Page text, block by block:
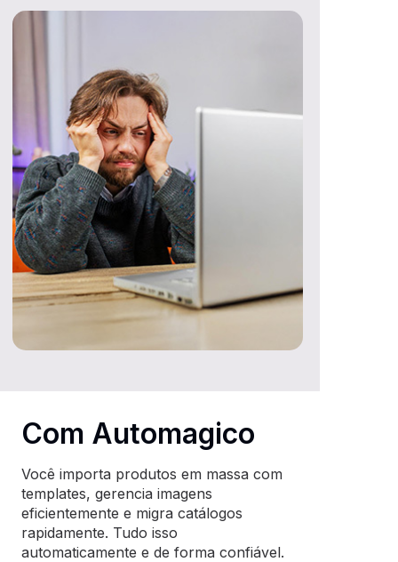
Com Automagico
Você importa produtos em massa com
templates, gerencia imagens
eficientemente e migra catálogos
rapidamente. Tudo isso
automaticamente e de forma confiável.